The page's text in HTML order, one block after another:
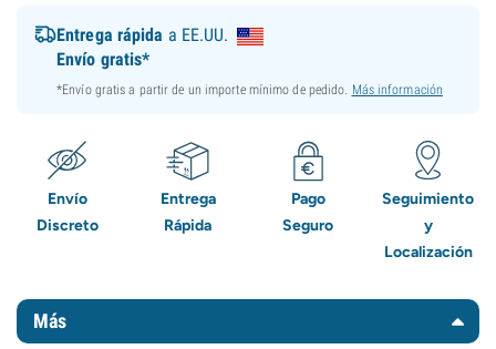
Entrega rápida a EE.UU.
Envío gratis*
*Envío gratis a partir de un importe mínimo de pedido. Más información
Envío
Discreto
Entrega
Rápida
Pago
Seguro
Seguimiento
y
Localización
Más